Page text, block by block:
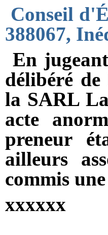
Conseil
388067,
En
délibéré
la SARL
acte
preneur
ailleurs
commis
xxxxxx